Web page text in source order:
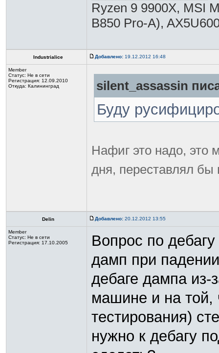
Ryzen 9 9900X, MSI
B850 Pro-A),
Industrialice Добавлено: 19.12.2012 16:48
Member
Статус: Не в сети
Регистрация: 12.09.2010
Откуда: Калининград
silent_assassin
Буду
Нафиг это надо, это
дня, переставлял бы
Delin Добавлено: 20.12.2012 13:55
Member
Статус: Не в сети
Регистрация: 17.10.2005
Вопрос по
дамп при
дебаге дампа из-
машине и на той,
тестирования)
нужно к дебагу